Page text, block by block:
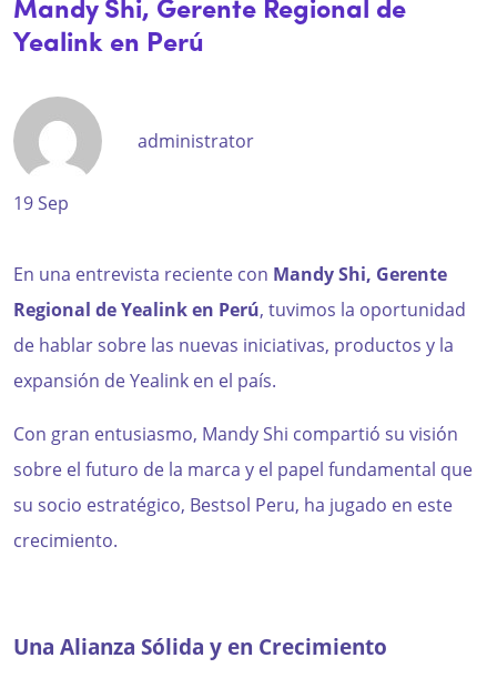
Intercomunicador
SBC
Mandy Shi, Gerente Regional de
Yealink en Perú
administrator
19 Sep
En una entrevista reciente con Mandy Shi, Gerente
Regional de Yealink en Perú, tuvimos la oportunidad
de hablar sobre las nuevas iniciativas, productos y la
expansión de Yealink en el país.
Con gran entusiasmo, Mandy Shi compartió su visión
sobre el futuro de la marca y el papel fundamental que
su socio estratégico, Bestsol Peru, ha jugado en este
crecimiento.
Una Alianza Sólida y en Crecimiento